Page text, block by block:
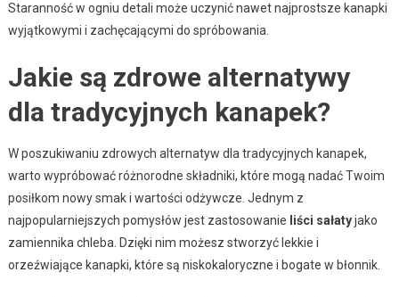
Staranność w ogniu detali może uczynić nawet najprostsze kanapki
wyjątkowymi i zachęcającymi do spróbowania.
Jakie są zdrowe alternatywy
dla tradycyjnych kanapek?
W poszukiwaniu zdrowych alternatyw dla tradycyjnych kanapek,
warto wypróbować różnorodne składniki, które mogą nadać Twoim
posiłkom nowy smak i wartości odżywcze. Jednym z
najpopularniejszych pomysłów jest zastosowanie liści sałatyjako
zamiennika chleba. Dzięki nim możesz stworzyć lekkie i
orzeźwiające kanapki, które są niskokaloryczne i bogate w błonnik.